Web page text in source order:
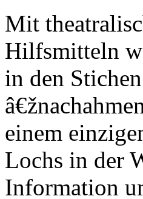
Mit
Hilfsmitteln
in den
einem
Lochs in der
Information